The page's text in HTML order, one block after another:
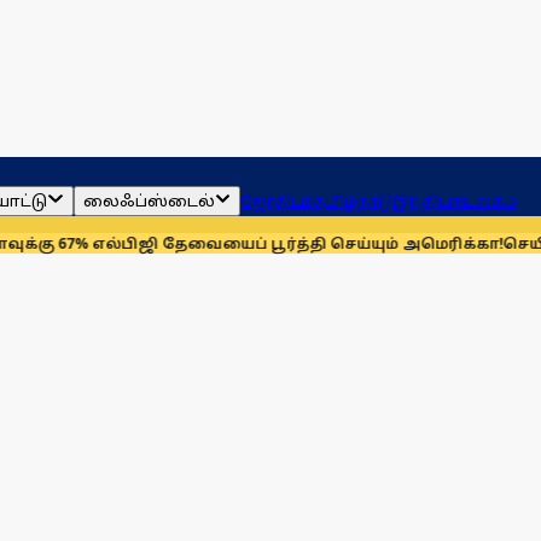
லைஃப்ஸ்டைல் ஜோதிடம்தமிழ்நாடுஇந்தியாஉலகம்
எல்பிஜி தேவையைப் பூர்த்தி செய்யும் அமெரிக்கா!செயின்ட்